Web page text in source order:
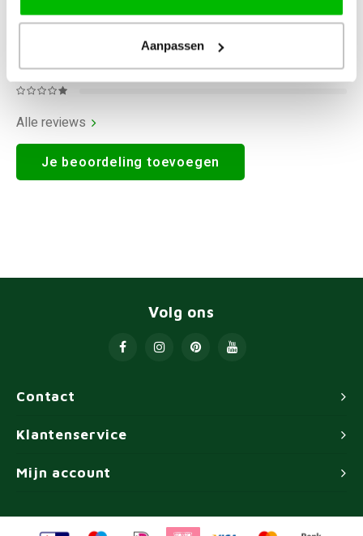
Aanpassen
Alle reviews
Je beoordeling toevoegen
Contact
Volg ons
Klantenservice
Mijn account